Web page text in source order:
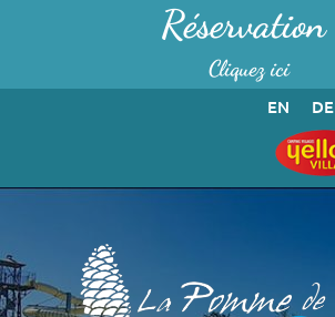
Panneau de gestion des cookiesRéservation
Cliquez ici
EN DE